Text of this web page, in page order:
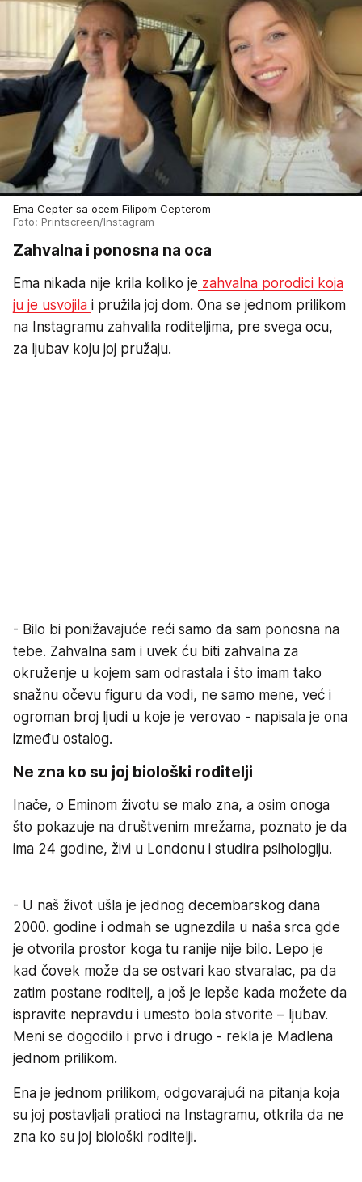
Ema Cepter sa ocem Filipom Cepterom
Foto: Printscreen/Instagram
Zahvalna i ponosna na oca
Ema nikada nije krila koliko je zahvalna porodici koja
ju je usvojila i pružila joj dom. Ona se jednom prilikom
na Instagramu zahvalila roditeljima, pre svega ocu,
za ljubav koju joj pružaju.
- Bilo bi ponižavajuće reći samo da sam ponosna na
tebe. Zahvalna sam i uvek ću biti zahvalna za
okruženje u kojem sam odrastala i što imam tako
snažnu očevu figuru da vodi, ne samo mene, već i
ogroman broj ljudi u koje je verovao - napisala je ona
između ostalog.
Ne zna ko su joj biološki roditelji
Inače, o Eminom životu se malo zna, a osim onoga
što pokazuje na društvenim mrežama, poznato je da
ima 24 godine, živi u Londonu i studira psihologiju.
- U naš život ušla je jednog decembarskog dana
2000. godine i odmah se ugnezdila u naša srca gde
je otvorila prostor koga tu ranije nije bilo. Lepo je
kad čovek može da se ostvari kao stvaralac, pa da
zatim postane roditelj, a još je lepše kada možete da
ispravite nepravdu i umesto bola stvorite – ljubav.
Meni se dogodilo i prvo i drugo - rekla je Madlena
jednom prilikom.
Ena je jednom prilikom, odgovarajući na pitanja koja
su joj postavljali pratioci na Instagramu, otkrila da ne
zna ko su joj biološki roditelji.